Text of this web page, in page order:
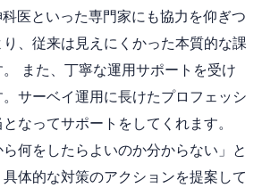
医といった専門家にも協力を仰ぎつ
、従来は見えにくかった本質的な課
また、丁寧な運用サポートを受け
サーベイ運用に長けたプロフェッシ
なってサポートをしてくれます。
ら何をしたらよいのか分からない」と
体的な対策のアクションを提案して